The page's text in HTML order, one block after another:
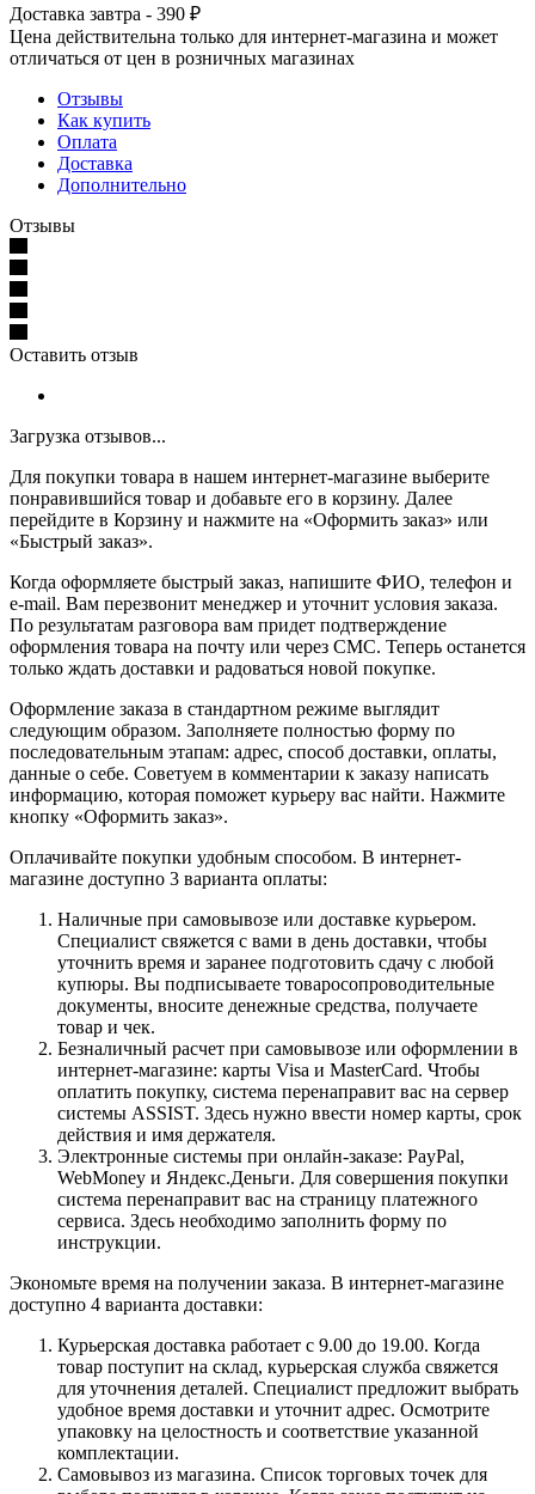
Доставка завтра - 390 ₽
Цена действительна только для интернет-магазина и может
отличаться от цен в розничных магазинах
Отзывы
Как купить
Оплата
Доставка
Дополнительно
Отзывы
Оставить отзыв
Загрузка отзывов...
Для покупки товара в нашем интернет-магазине выберите
понравившийся товар и добавьте его в корзину. Далее
перейдите в Корзину и нажмите на «Оформить заказ» или
«Быстрый заказ».
Когда оформляете быстрый заказ, напишите ФИО, телефон и
e-mail. Вам перезвонит менеджер и уточнит условия заказа.
По результатам разговора вам придет подтверждение
оформления товара на почту или через СМС. Теперь останется
только ждать доставки и радоваться новой покупке.
Оформление заказа в стандартном режиме выглядит
следующим образом. Заполняете полностью форму по
последовательным этапам: адрес, способ доставки, оплаты,
данные о себе. Советуем в комментарии к заказу написать
информацию, которая поможет курьеру вас найти. Нажмите
кнопку «Оформить заказ».
Оплачивайте покупки удобным способом. В интернет-
магазине доступно 3 варианта оплаты:
Наличные при самовывозе или доставке курьером.
Специалист свяжется с вами в день доставки, чтобы
уточнить время и заранее подготовить сдачу с любой
купюры. Вы подписываете товаросопроводительные
документы, вносите денежные средства, получаете
товар и чек.
Безналичный расчет при самовывозе или оформлении в
интернет-магазине: карты Visa и MasterCard. Чтобы
оплатить покупку, система перенаправит вас на сервер
системы ASSIST. Здесь нужно ввести номер карты, срок
действия и имя держателя.
Электронные системы при онлайн-заказе: PayPal,
WebMoney и Яндекс.Деньги. Для совершения покупки
система перенаправит вас на страницу платежного
сервиса. Здесь необходимо заполнить форму по
инструкции.
Экономьте время на получении заказа. В интернет-магазине
доступно 4 варианта доставки:
Курьерская доставка работает с 9.00 до 19.00. Когда
товар поступит на склад, курьерская служба свяжется
для уточнения деталей. Специалист предложит выбрать
удобное время доставки и уточнит адрес. Осмотрите
упаковку на целостность и соответствие указанной
комплектации.
Самовывоз из магазина. Список торговых точек для